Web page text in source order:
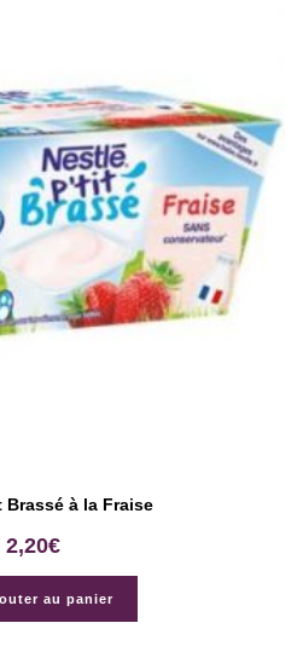
Brassé à la Fraise
2,20€
au panier